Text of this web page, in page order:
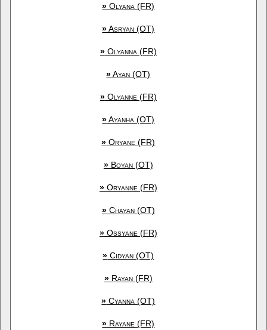
» Olyana (FR)
»Asryan (OT)
»Olyanna (FR)
»Ayan (OT)
»Olyanne (FR)
»Ayanha (OT)
» Oryane (FR)
»Boyan (OT)
»Oryanne (FR)
»Chayan (OT)
»Ossyane (FR)
» Cidyan (OT)
»Rayan (FR)
» Cyanna (OT)
» Rayane (FR)